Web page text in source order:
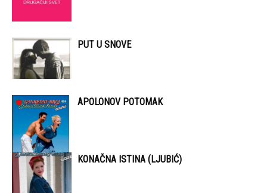
PUT U SNOVE
APOLONOV POTOMAK
KONAČNA ISTINA (LJUBIĆ)